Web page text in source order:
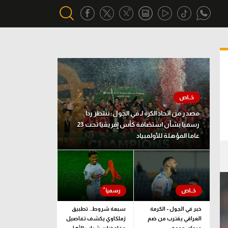
أقسام خاصة
Gamers
ميركاتو
تحقيق في الجول
تقرير في الجول
تحليل في الجول
حكايات في الجول
كويز في الجول
فيديو في الجول
مصدر من اتحاد الكرة لـ في الجول: ننتظر ردا
رسميا بشأن استضافة كأس إفريقيا تحت 23
عاما المؤهلة للأولمبياد
خبر في الجول - الكرمة
العراقي يقترب من ضم
سبعة شروط.. تطبيق
زملكاوي يكشف تفاصيل